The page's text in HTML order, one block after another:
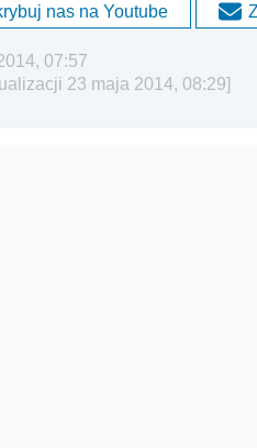
nas na Youtube
07:57
23 maja 2014, 08:29]